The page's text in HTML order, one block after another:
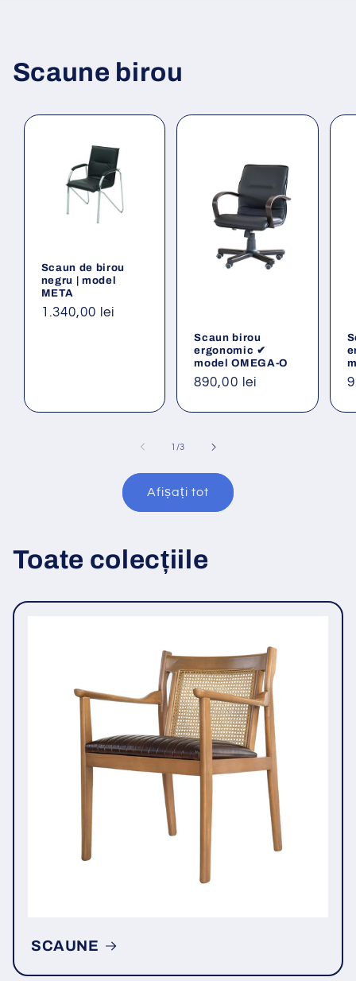
Scaune birou
Scaun de birou
negru | model
META
Preț
1.340,00 lei
Scaun birou
ergonomic ✔
model OMEGA-O
Preț
890,00 lei
1 /din
3
Afișați tot
Toate colecțiile
SCAUNE